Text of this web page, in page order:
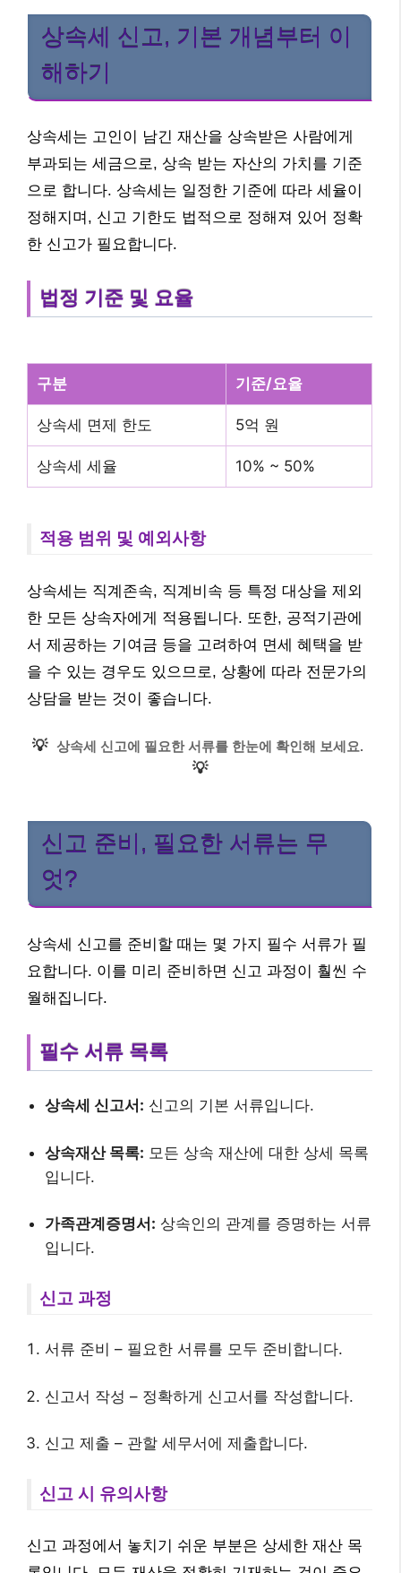
상속세 신고, 기본 개념부터 이
해하기
상속세는 고인이 남긴 재산을 상속받은 사람에게
부과되는 세금으로, 상속 받는 자산의 가치를 기준
으로 합니다. 상속세는 일정한 기준에 따라 세율이
정해지며, 신고 기한도 법적으로 정해져 있어 정확
한 신고가 필요합니다.
법정 기준 및 요율
구분 기준/요율
상속세 면제 한도 5억 원
상속세 세율 10% ~ 50%
적용 범위 및 예외사항
상속세는 직계존속, 직계비속 등 특정 대상을 제외
한 모든 상속자에게 적용됩니다. 또한, 공적기관에
서 제공하는 기여금 등을 고려하여 면세 혜택을 받
을 수 있는 경우도 있으므로, 상황에 따라 전문가의
상담을 받는 것이 좋습니다.
💡 상속세 신고에 필요한 서류를 한눈에 확인해 보세요.
💡
신고 준비, 필요한 서류는 무
엇?
상속세 신고를 준비할 때는 몇 가지 필수 서류가 필
요합니다. 이를 미리 준비하면 신고 과정이 훨씬 수
월해집니다.
필수 서류 목록
상속세 신고서: 신고의 기본 서류입니다.
상속재산 목록: 모든 상속 재산에 대한 상세 목록
입니다.
가족관계증명서: 상속인의 관계를 증명하는 서류
입니다.
신고 과정
서류 준비 – 필요한 서류를 모두 준비합니다.
신고서 작성 – 정확하게 신고서를 작성합니다.
신고 제출 – 관할 세무서에 제출합니다.
신고 시 유의사항
신고 과정에서 놓치기 쉬운 부분은 상세한 재산 목